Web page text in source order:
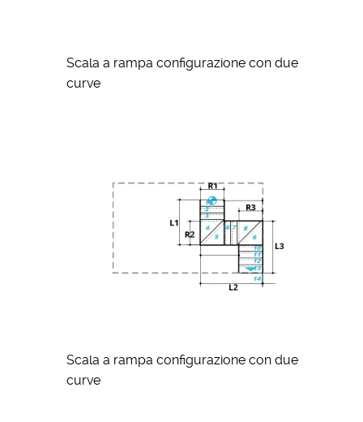
Scala a rampa configurazione con due
curve
Scala a rampa configurazione con due
curve